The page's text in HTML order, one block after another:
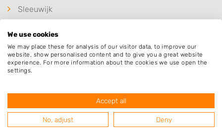
Sleeuwijk
Arkel
Schelluinen
Hoogblokland
Rijswijk
Kedichem
We use cookies
We may place these for analysis of our visitor data, to improve our
website, show personalised content and to give you a great website
experience. For more information about the cookies we use open the
settings.
Accept all
No, adjust Deny